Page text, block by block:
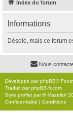
Index du forum
Informations
Désolé, mais ce forum
Nous
Développé parphpBB®
Traduit parphpBB-fr.com
Style proflat par ©Mazeltof
Confidentialité | Conditions